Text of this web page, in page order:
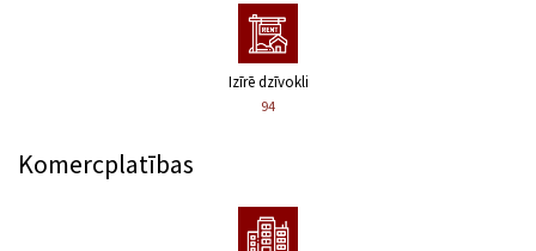
Izīrē dzīvokli
94
Komercplatības